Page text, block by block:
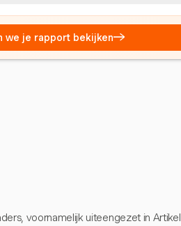
we je rapport bekijken→
voornamelijk uiteengezet in Artikel